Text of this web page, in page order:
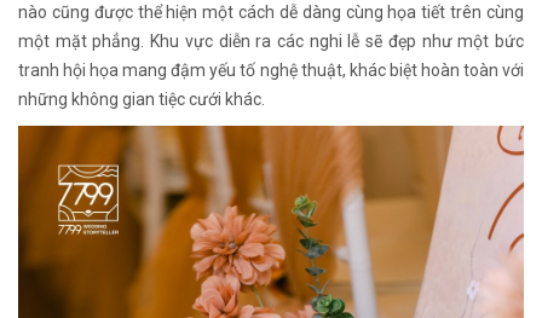
nào cũng được thể hiện một cách dễ dàng cùng họa tiết trên cùng
một mặt phẳng. Khu vực diễn ra các nghi lễ sẽ đẹp như một bức
tranh hội họa mang đậm yếu tố nghệ thuật, khác biệt hoàn toàn với
những không gian tiệc cưới khác.